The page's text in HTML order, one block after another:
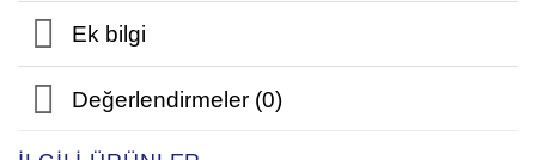
Ek bilgi
Değerlendirmeler (0)